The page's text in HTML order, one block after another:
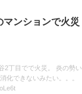
ンションで火災
2丁目でで火災。 炎の勢い
化できないみたい。。。